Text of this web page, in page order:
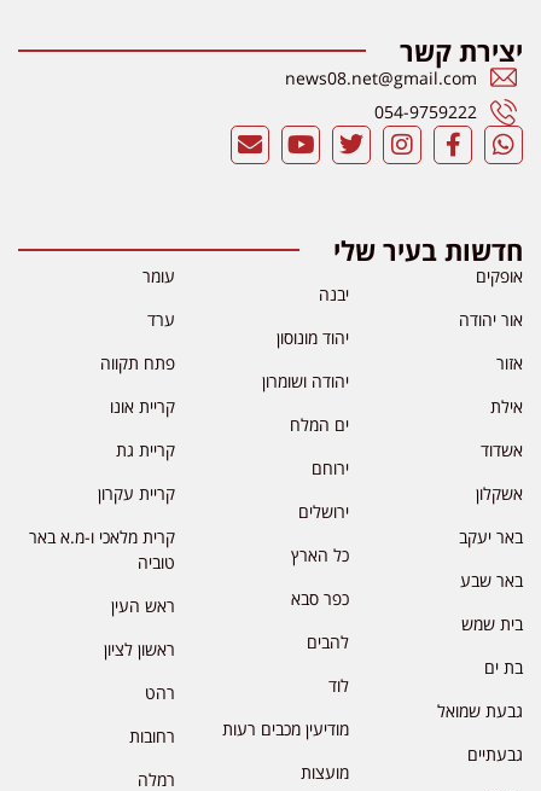
יצירת קשר
news08.net@gmail.com
054-9759222
חדשות בעיר שלי
אופקים
אור יהודה
אזור
אילת
אשדוד
אשקלון
באר יעקב
באר שבע
בית שמש
בת ים
גבעת שמואל
גבעתיים
יבנה
יהוד מונוסון
יהודה ושומרון
ים המלח
ירוחם
ירושלים
כל הארץ
כפר סבא
להבים
לוד
מודיעין מכבים רעות
מועצות
עומר
ערד
פתח תקווה
קריית אונו
קריית גת
קריית עקרון
קרית מלאכי ו-מ.א באר
טוביה
ראש העין
ראשון לציון
רהט
רחובות
רמלה